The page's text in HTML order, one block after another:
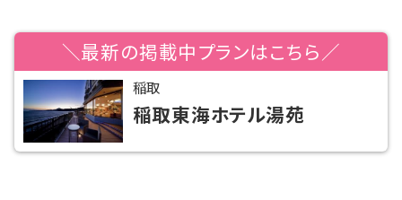
＼最新の掲載中プランはこちら／
稲取
稲取東海ホテル湯苑